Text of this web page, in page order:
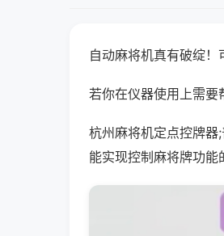
自动麻将机真有破绽！
若你在仪器使用上需要
杭州麻将机定点控牌器
能实现控制麻将牌功能